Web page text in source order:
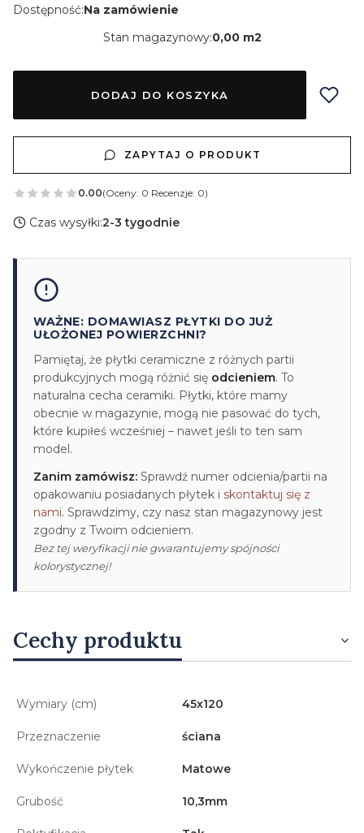
Dostępność:Na zamówienie
Stan magazynowy:0,00 m2
DODAJ DO KOSZYKA
ZAPYTAJ O PRODUKT
0.00(Oceny: 0 Recenzje: 0)
Czas wysyłki:2-3 tygodnie
WAŻNE: DOMAWIASZ PŁYTKI DO JUŻ
UŁOŻONEJ POWIERZCHNI?
Pamiętaj, że płytki ceramiczne z różnych partii
produkcyjnych mogą różnić się odcieniem. To
naturalna cecha ceramiki. Płytki, które mamy
obecnie w magazynie, mogą nie pasować do tych,
które kupiłeś wcześniej – nawet jeśli to ten sam
model.
Zanim zamówisz: Sprawdź numer odcienia/partii na
opakowaniu posiadanych płytek i skontaktuj się z
nami. Sprawdzimy, czy nasz stan magazynowy jest
zgodny z Twoim odcieniem.
Bez tej weryfikacji nie gwarantujemy spójności
kolorystycznej!
Cechy produktu
Wymiary (cm) 45x120
Przeznaczenie ściana
Wykończenie płytek Matowe
Grubość 10,3mm